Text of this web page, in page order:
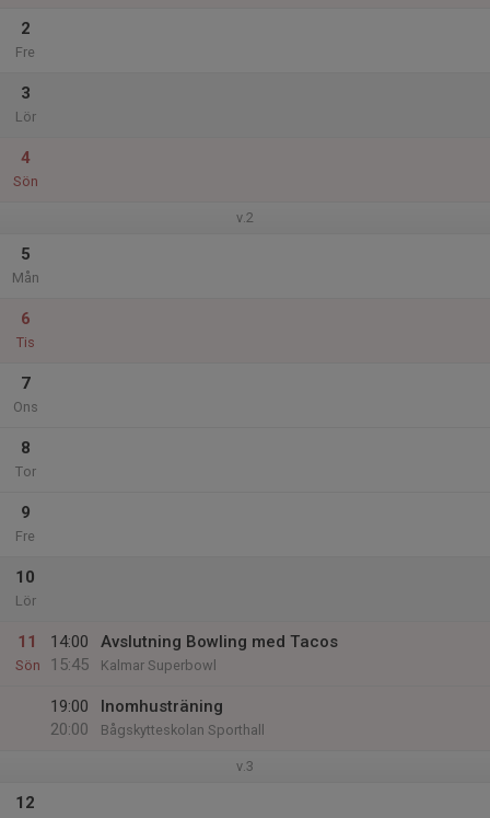
2
Fre
3
Lör
4
Sön
v.2
5
Mån
6
Tis
7
Ons
8
Tor
9
Fre
10
Lör
11
Sön
14:00
15:45
Avslutning Bowling med Tacos
Kalmar Superbowl
19:00
20:00
Inomhusträning
Bågskytteskolan Sporthall
v.3
12